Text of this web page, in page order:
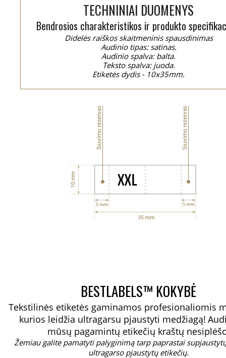
TECHNINIAI DUOMENYS
Bendrosios charakteristikos ir produkto
Didelės raiškos skaitmeninis spausdinimas
Audinio tipas: satinas.
Audinio spalva: balta.
Teksto spalva: juoda.
Etiketės dydis - 10x35mm.
Siuvimo rezervas Siuvimo rezervas
BESTLABELS™ KOKYBĖ
Tekstilinės etiketės gaminamos profesionaliomis
kurios leidžia ultragarsu pjaustyti medžiagą!
mūsų pagamintų etikečių kraštų
Žemiau galite pamatyti palyginimą tarp paprastai
ultragarso pjaustytų etikečių.